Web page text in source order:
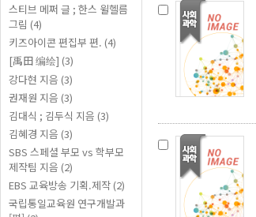
스티브 메쩌 글 ; 한스 윌헬름
그림 (4)
키즈아이콘 편집부 편. (4)
[禹田 编绘] (3)
강다현 지음 (3)
권재원 지음 (3)
김대식 ; 김두식 지음 (3)
김혜경 지음 (3)
SBS 스페셜 부모 vs 학부모
제작팀 지음 (2)
EBS 교육방송 기획.제작 (2)
국립통일교육원 연구개발과